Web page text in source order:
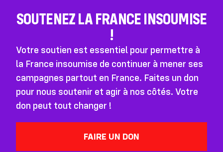
SOUTENEZ LA FRANCE INSOUMISE
!
Votre soutien est essentiel pour permettre à
la France insoumise de continuer à mener ses
campagnes partout en France. Faites un don
pour nous soutenir et agir à nos côtés. Votre
don peut tout changer !
FAIRE UN DON